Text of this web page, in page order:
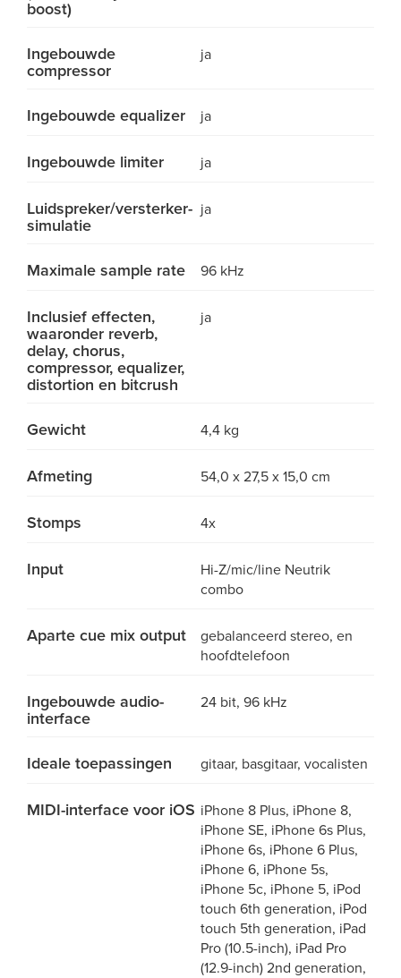
boost)
Ingebouwde
compressor
ja
Ingebouwde equalizer ja
Ingebouwde limiter ja
Luidspreker/versterker-
simulatie
ja
Maximale sample rate 96 kHz
Inclusief effecten,
waaronder reverb,
delay, chorus,
compressor, equalizer,
distortion en bitcrush
ja
Gewicht 4,4 kg
Afmeting 54,0 x 27,5 x 15,0 cm
Stomps 4x
Input
Hi-Z/mic/line Neutrik
combo
Aparte cue mix output
gebalanceerd stereo, en
hoofdtelefoon
Ingebouwde audio-
interface
24 bit, 96 kHz
Ideale toepassingen gitaar, basgitaar, vocalisten
MIDI-interface voor iOS iPhone 8 Plus, iPhone 8,
iPhone SE, iPhone 6s Plus,
iPhone 6s, iPhone 6 Plus,
iPhone 6, iPhone 5s,
iPhone 5c, iPhone 5, iPod
touch 6th generation, iPod
touch 5th generation, iPad
Pro (10.5-inch), iPad Pro
(12.9-inch) 2nd generation,